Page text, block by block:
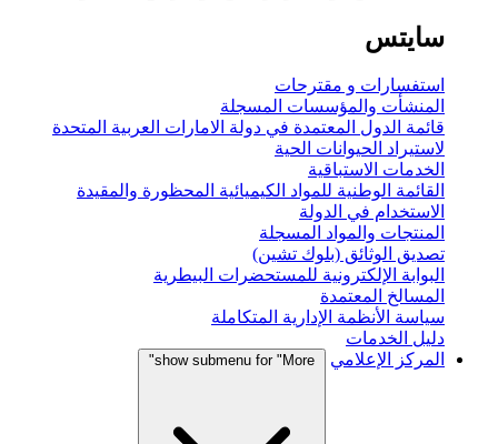
سايتس
استفسارات و مقترحات
المنشأت والمؤسسات المسجلة
قائمة الدول المعتمدة في دولة الامارات العربية المتحدة
لاستيراد الحيوانات الحية
الخدمات الاستباقية
القائمة الوطنية للمواد الكيميائية المحظورة والمقيدة
الاستخدام في الدولة
المنتجات والمواد المسجلة
تصديق الوثائق (بلوك تشين)
البوابة الإلكترونية للمستحضرات البيطرية
المسالخ المعتمدة
سياسة الأنظمة الإدارية المتكاملة
دليل الخدمات
المركز الإعلامي
show submenu for "More"